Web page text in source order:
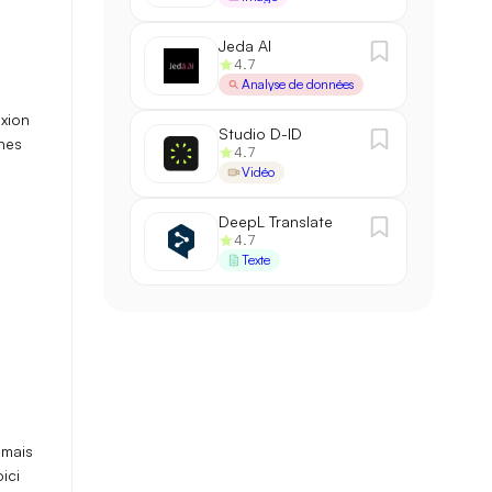
Jeda AI
4.7
Analyse de données
Studio D-ID
4.7
Vidéo
DeepL Translate
4.7
Texte